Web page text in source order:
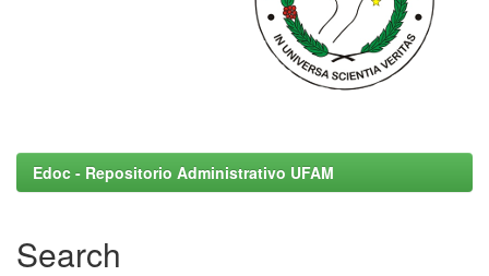
Edoc - Repositorio Administrativo UFAM
Search